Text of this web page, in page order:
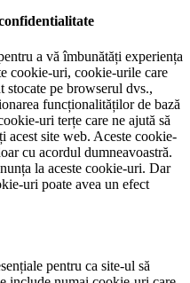
a vă îmbunătăți experiența
cookie-uri, cookie-urile care
stocate pe browserul dvs.,
funcționalităților de bază
uri terțe care ne ajută să
acest site web. Aceste cookie-
cu acordul dumneavoastră.
la aceste cookie-uri. Dar
uri poate avea un efect
pentru ca site-ul să